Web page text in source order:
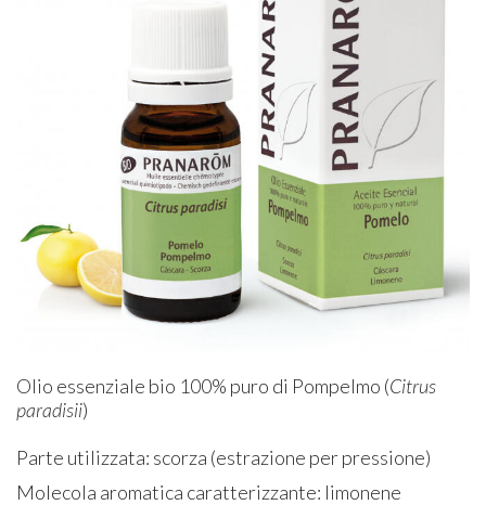
Olio essenziale bio 100% puro di Pompelmo (Citrus
paradisii)
Parte utilizzata: scorza (estrazione per pressione)
Molecola aromatica caratterizzante: limonene